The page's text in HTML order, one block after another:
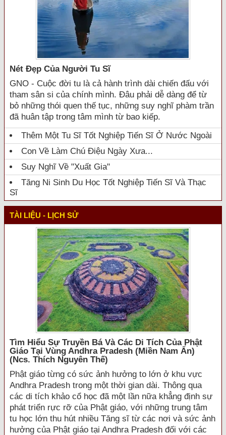
Nét Đẹp Của Người Tu Sĩ
GNO - Cuộc đời tu là cả hành trình dài chiến đấu với
tham sân si của chính mình. Đâu phải dễ dàng để từ
bỏ những thói quen thế tục, những suy nghĩ phàm trần
đã huân tập trong tâm mình từ bao kiếp.
Thêm Một Tu Sĩ Tốt Nghiệp Tiến Sĩ Ở Nước Ngoài
Con Về Làm Chú Điệu Ngày Xưa...
Suy Nghĩ Về "xuất Gia"
Tăng Ni Sinh Du Học Tốt Nghiệp Tiến Sĩ Và Thạc
Sĩ
TÀI LIỆU - LỊCH SỬ
Tìm Hiểu Sự Truyền Bá Và Các Di Tích Của Phật
Giáo Tại Vùng Andhra Pradesh (miền Nam Ấn)
(ncs. Thích Nguyên Thế)
Phật giáo từng có sức ảnh hưởng to lớn ở khu vực
Andhra Pradesh trong một thời gian dài. Thông qua
các di tích khảo cổ học đã một lần nữa khẳng định sự
phát triển rực rỡ của Phật giáo, với những trung tâm
tu học lớn thu hút nhiều Tăng sĩ từ các nơi và sức ảnh
hưởng của Phật giáo tại Andhra Pradesh đối với các